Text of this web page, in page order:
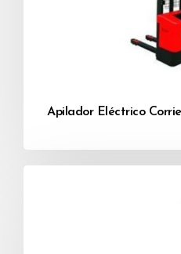
Apilador Eléctrico